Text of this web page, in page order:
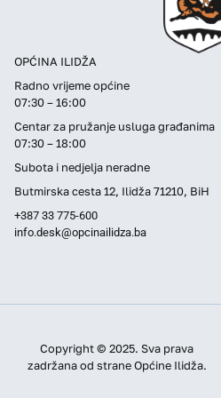
OPĆINA ILIDŽA
Radno vrijeme općine
07:30 – 16:00
Centar za pružanje usluga građanima
07:30 – 18:00
Subota i nedjelja neradne
Butmirska cesta 12, Ilidža 71210, BiH
+387 33 775-600
info.desk@opcinailidza.ba
Copyright © 2025. Sva prava
zadržana od strane Općine Ilidža.